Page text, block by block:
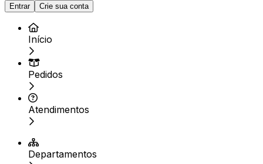
Entrar Crie sua conta
Início
Pedidos
Atendimentos
Departamentos